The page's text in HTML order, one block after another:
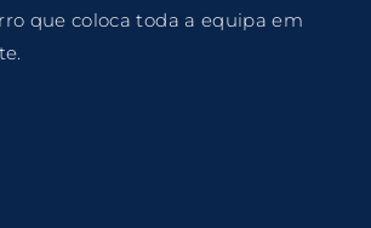
que coloca toda a equipa em